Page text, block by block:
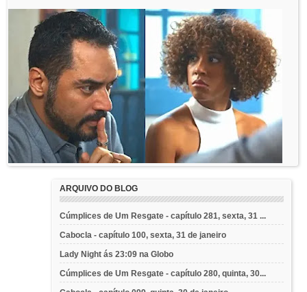
ARQUIVO DO BLOG
Cúmplices de Um Resgate - capítulo 281, sexta, 31 ...
Cabocla - capítulo 100, sexta, 31 de janeiro
Lady Night ás 23:09 na Globo
Cúmplices de Um Resgate - capítulo 280, quinta, 30...